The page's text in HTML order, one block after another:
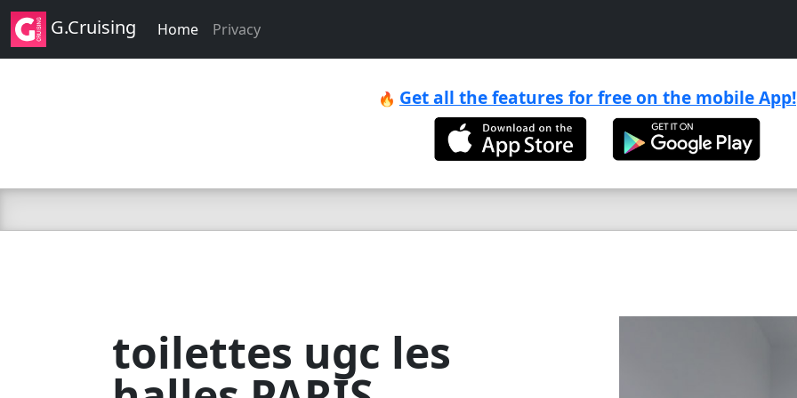
G.Cruising Home Privacy
🔥 Get all the features for free on the mobile App!
toilettes ugc les